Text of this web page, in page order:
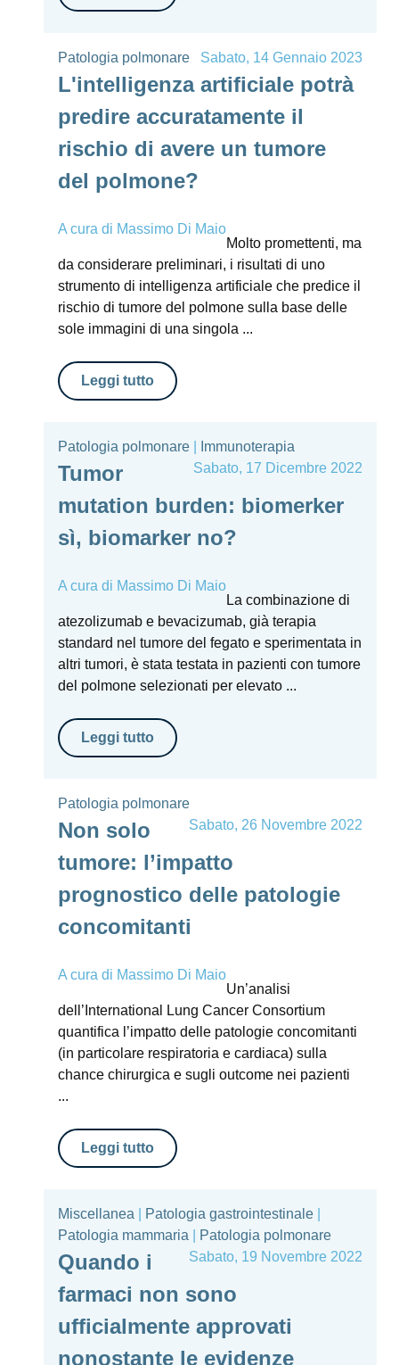
Patologia polmonare Sabato, 14 Gennaio 2023
L'intelligenza artificiale potrà
predire accuratamente il
rischio di avere un tumore
del polmone?
A cura di Massimo Di Maio
Molto promettenti, ma
da considerare preliminari, i risultati di uno
strumento di intelligenza artificiale che predice il
rischio di tumore del polmone sulla base delle
sole immagini di una singola ...
Leggi tutto
Patologia polmonare
Immunoterapia
Sabato, 17 Dicembre 2022
Tumor
mutation burden: biomerker
sì, biomarker no?
A cura di Massimo Di Maio
La combinazione di
atezolizumab e bevacizumab, già terapia
standard nel tumore del fegato e sperimentata in
altri tumori, è stata testata in pazienti con tumore
del polmone selezionati per elevato ...
Leggi tutto
Patologia polmonare
Sabato, 26 Novembre 2022
Non solo
tumore: l’impatto
prognostico delle patologie
concomitanti
A cura di Massimo Di Maio
Un’analisi
dell’International Lung Cancer Consortium
quantifica l’impatto delle patologie concomitanti
(in particolare respiratoria e cardiaca) sulla
chance chirurgica e sugli outcome nei pazienti
...
Leggi tutto
Miscellanea Patologia gastrointestinale
Patologia mammaria
Patologia polmonare
Sabato, 19 Novembre 2022
Quando i
farmaci non sono
ufficialmente approvati
nonostante le evidenze